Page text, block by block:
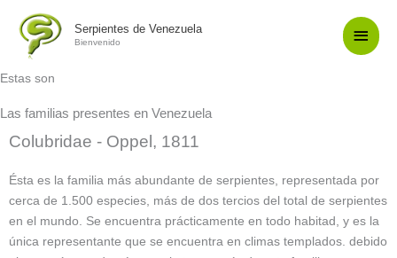
contenido
Serpientes de Venezuela
Bienvenido
Estas son
Las familias presentes en Venezuela
Colubridae - Oppel, 1811
Ésta es la familia más abundante de serpientes, representada por
cerca de 1.500 especies, más de dos tercios del total de serpientes
en el mundo. Se encuentra prácticamente en todo habitad, y es la
única representante que se encuentra en climas templados. debido